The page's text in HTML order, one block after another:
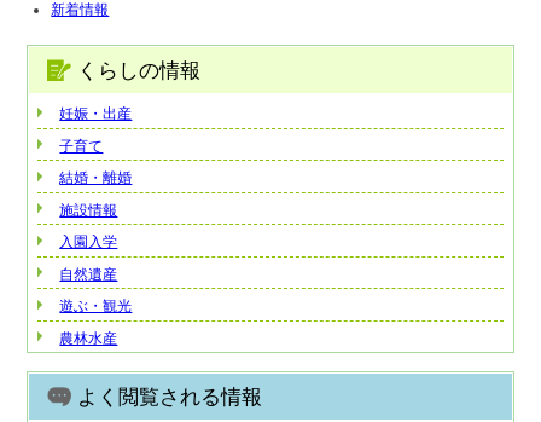
新着情報
くらしの情報
妊娠・出産
子育て
結婚・離婚
施設情報
入園入学
自然遺産
遊ぶ・観光
農林水産
よく閲覧される情報